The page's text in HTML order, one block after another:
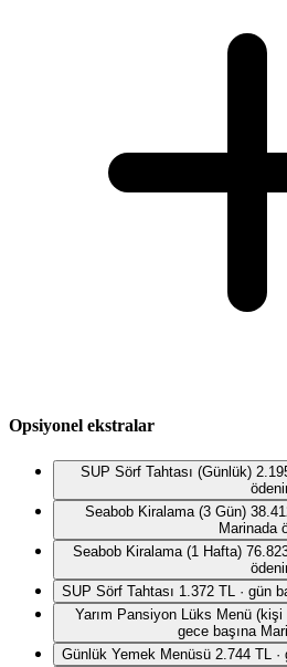
Opsiyonel ekstralar
SUP Sörf Tahtası (Günlük)
Seabob Kiralama (3 Gün)
Marinada
Seabob Kiralama (1 Hafta)
SUP Sörf Tahtası 1.372 TL · gün
Yarım Pansiyon Lüks Menü
gece başına
Günlük Yemek Menüsü 2.744 TL ·